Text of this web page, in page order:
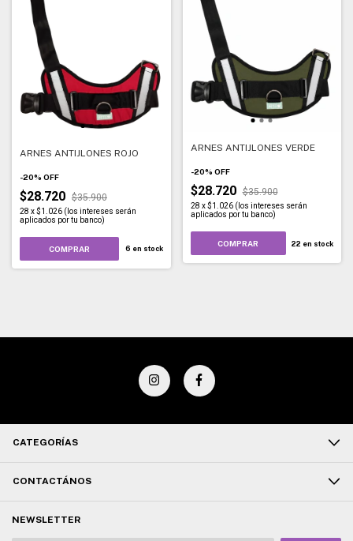
ARNES ANTIJLONES ROJO
-20% OFF
$28.720 $35.900
28 x$1.026 (los intereses serán
aplicados por tu banco)
COMPRAR 6 en stock
ARNES ANTIJLONES VERDE
-20% OFF
$28.720 $35.900
28 x$1.026 (los intereses serán
aplicados por tu banco)
COMPRAR 22 en stock
CATEGORÍAS
CONTACTÁNOS
NEWSLETTER